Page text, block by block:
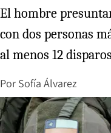
El hombre
con dos personas
al menos 12
Por Sofía Álvarez